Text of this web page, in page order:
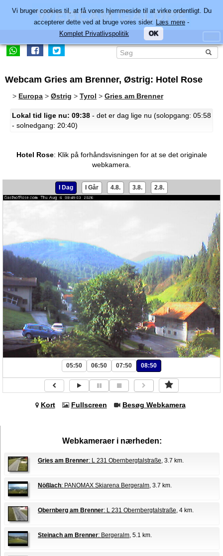
Webcam Gries am Brenner, Østrig: Hotel Rose
> Europa > Østrig > Tyrol > Gries am Brenner
Lokal tid lige nu: 09:38 - det er dag lige nu (solopgang: 05:58
- solnedgang: 20:40)
Hotel Rose: Klik på forhåndsvisningen for at se det originale
webkamera.
I Dag I Går 4.8. 3.8. 2.8.
05:50 06:50 07:50 08:50
Kort Fullscreen Besøg Webkamera
Webkameraer i nærheden:
Gries am Brenner: L 231 Obernbergtalstraße, 3.7 km.
Nößlach: PANOMAX Skiarena Bergeralm, 3.7 km.
Obernberg am Brenner: L 231 Obernbergtalstraße, 4 km.
Steinach am Brenner: Bergeralm, 5.1 km.
Vi bruger cookies til, at få vores hjemmeside til at virke ordentligt. Du
accepterer dette ved at bruge vores sider. Læs mere -
Komplet Privatlivspolitik
OK